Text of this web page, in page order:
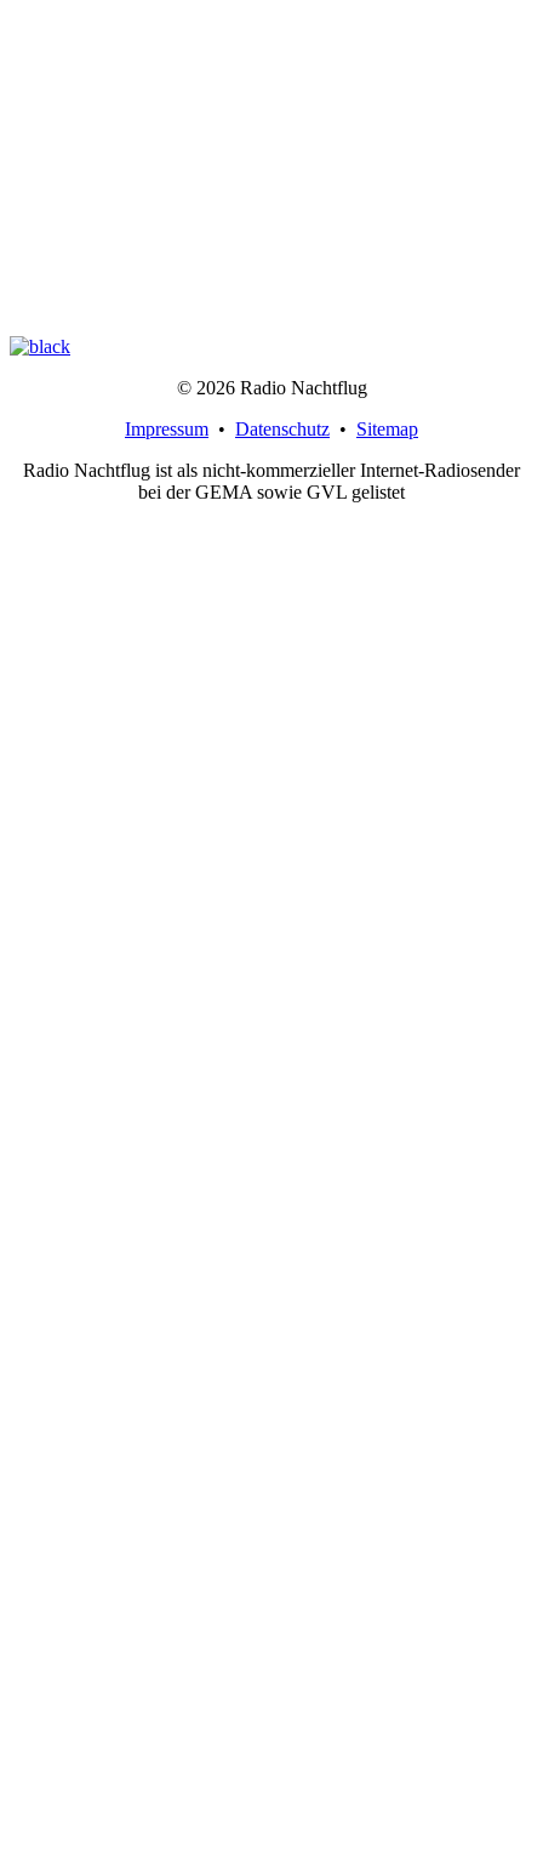
© 2026 Radio Nachtflug
Impressum • Datenschutz • Sitemap
Radio Nachtflug ist als nicht-kommerzieller Internet-Radiosender
bei der GEMA sowie GVL gelistet